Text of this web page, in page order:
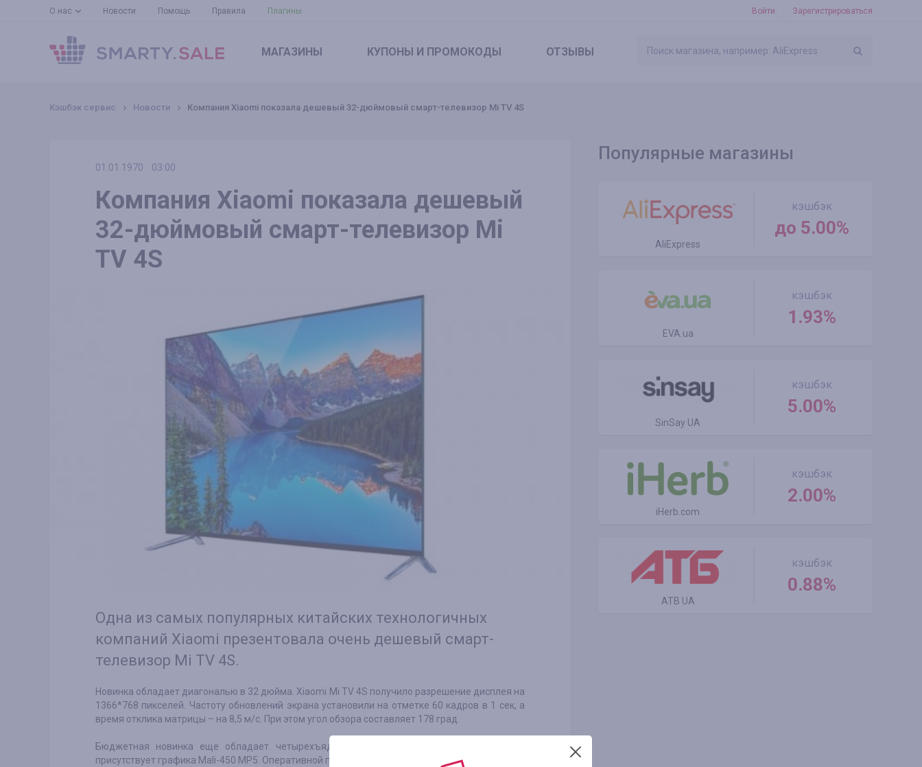
О нас Новости Помощь Правила Плагины Войти Зарегистрироваться
МАГАЗИНЫ КУПОНЫ И ПРОМОКОДЫ ОТЗЫВЫ
Кэшбэк сервис Новости Компания Xiaomi показала дешевый 32-дюймовый смарт-телевизор Mi TV 4S
01.01.1970 03:00
Компания Xiaomi показала дешевый
32-дюймовый смарт-телевизор Mi
TV 4S
Одна из самых популярных китайских технологичных
компаний Xiaomi презентовала очень дешевый смарт-
телевизор Mi TV 4S.
Новинка обладает диагональю в 32 дюйма. Xiaomi Mi TV 4S получило разрешение дисплея на
1366*768 пикселей. Частоту обновлений экрана установили на отметке 60 кадров в 1 сек, а
время отклика матрицы – на 8,5 м/с. При этом угол обзора составляет 178 град.
Бюджетная новинка еще обладает четырехъядерным процессором Amlogic T962, где
присутствует графика Mali-450 MP5. Оперативной памяти в телевизоре 1 Гб, а флэш-памяти –
Популярные магазины
AliExpress
кэшбэк
до 5.00%
EVA.ua
кэшбэк
1.93%
SinSay UA
кэшбэк
5.00%
iHerb.com
кэшбэк
2.00%
ATB UA
кэшбэк
0.88%